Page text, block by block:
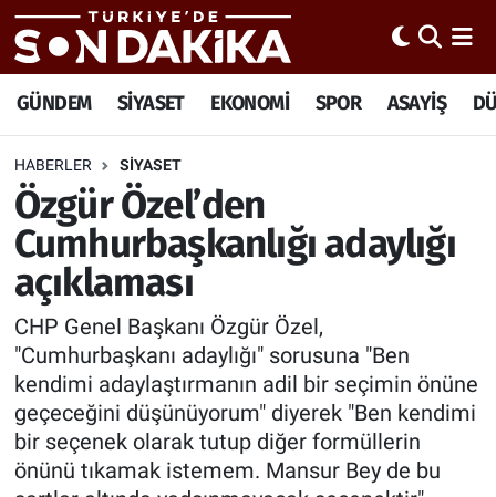
GÜNDEM SİYASET EKONOMİ SPOR ASAYİŞ
HABERLER SİYASET
Özgür Özel’den
Cumhurbaşkanlığı adaylığı
açıklaması
CHP Genel Başkanı Özgür Özel,
"Cumhurbaşkanı adaylığı" sorusuna "Ben
kendimi adaylaştırmanın adil bir seçimin önüne
geçeceğini düşünüyorum" diyerek "Ben kendimi
bir seçenek olarak tutup diğer formüllerin
önünü tıkamak istemem. Mansur Bey de bu
Trafik Durumu
Süper Lig Puan Durumu ve Fikstür
Tüm Manşetler
Son Dakika Haberleri
Haber Arşivi